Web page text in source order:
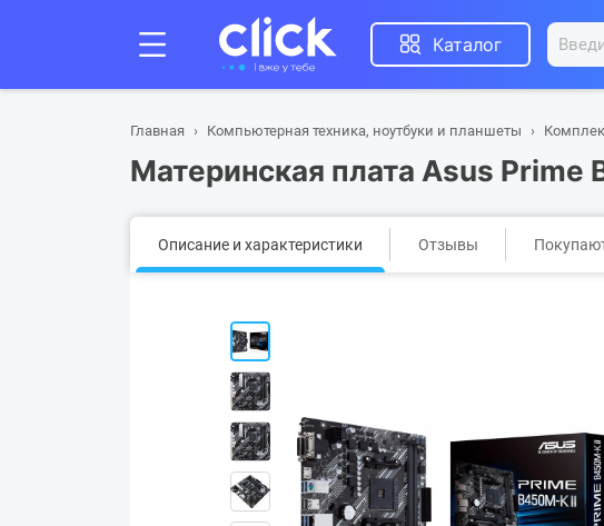
Каталог
Главная Компьютерная техника, ноутбуки и планшеты
Материнская плата Asus Prime
Описание и характеристики Отзывы